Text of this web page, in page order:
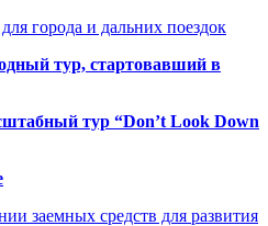
города и дальних поездок
тур, стартовавший в
тур “Don’t Look Down
заемных средств для развития